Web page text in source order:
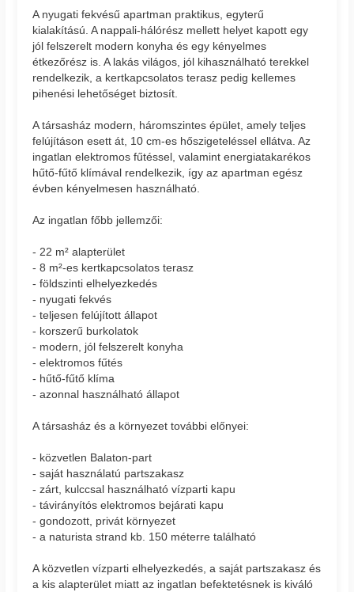
A nyugati fekvésű apartman praktikus, egyterű
kialakítású. A nappali-hálórész mellett helyet kapott egy
jól felszerelt modern konyha és egy kényelmes
étkezőrész is. A lakás világos, jól kihasználható terekkel
rendelkezik, a kertkapcsolatos terasz pedig kellemes
pihenési lehetőséget biztosít.
A társasház modern, háromszintes épület, amely teljes
felújításon esett át, 10 cm-es hőszigeteléssel ellátva. Az
ingatlan elektromos fűtéssel, valamint energiatakarékos
hűtő-fűtő klímával rendelkezik, így az apartman egész
évben kényelmesen használható.
Az ingatlan főbb jellemzői:
- 22 m² alapterület
- 8 m²-es kertkapcsolatos terasz
- földszinti elhelyezkedés
- nyugati fekvés
- teljesen felújított állapot
- korszerű burkolatok
- modern, jól felszerelt konyha
- elektromos fűtés
- hűtő-fűtő klíma
- azonnal használható állapot
A társasház és a környezet további előnyei:
- közvetlen Balaton-part
- saját használatú partszakasz
- zárt, kulccsal használható vízparti kapu
- távirányítós elektromos bejárati kapu
- gondozott, privát környezet
- a naturista strand kb. 150 méterre található
A közvetlen vízparti elhelyezkedés, a saját partszakasz és
a kis alapterület miatt az ingatlan befektetésnek is kiváló